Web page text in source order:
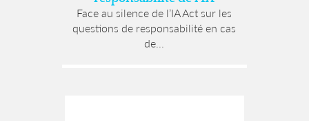
Face au silence de l’IA Act sur les
questions de responsabilité en cas
de...